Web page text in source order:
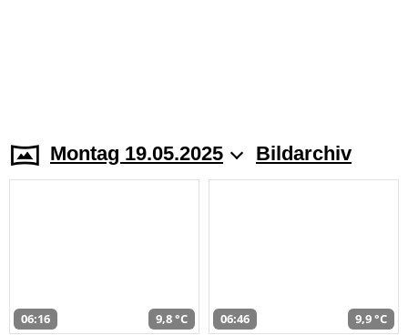
Montag 19.05.2025 Bildarchiv
06:16 9,8 °C 06:46 9,9 °C